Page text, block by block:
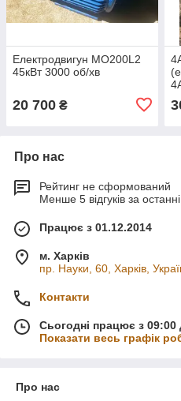
Електродвигун МО200L2
45кВт 3000 об/хв
20 700 ₴
Про нас
Рейтинг не сформований
Менше 5 відгуків за
Працює з 01.12.2014
м. Харків
пр. Науки, 60, Харків,
Контакти
Сьогодні працює з 09:00
Показати весь графік
Про нас